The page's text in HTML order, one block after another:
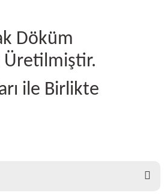
Döküm
Üretilmiştir.
ile Birlikte